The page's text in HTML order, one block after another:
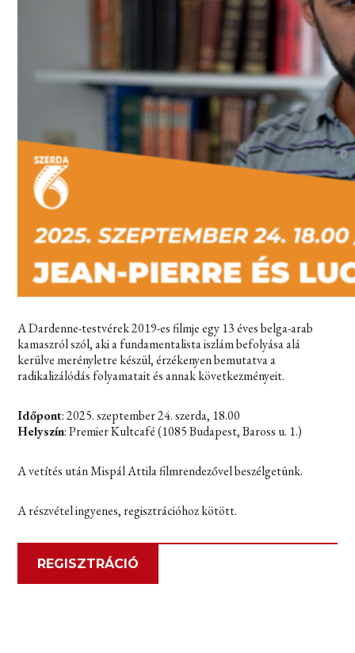
A Dardenne-testvérek 2019-es filmje egy 13 éves belga-arab
kamaszról szól, aki a fundamentalista iszlám befolyása alá
kerülve merényletre készül, érzékenyen bemutatva a
radikalizálódás folyamatait és annak következményeit.
Időpont: 2025. szeptember 24. szerda, 18.00
Helyszín: Premier Kultcafé (1085 Budapest, Baross u. 1.)
A vetítés után Mispál Attila filmrendezővel beszélgetünk.
A részvétel ingyenes, regisztrációhoz kötött.
REGISZTRÁCIÓ